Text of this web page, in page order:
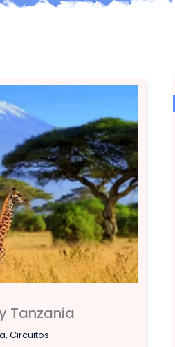
Tanzania
, Circuitos